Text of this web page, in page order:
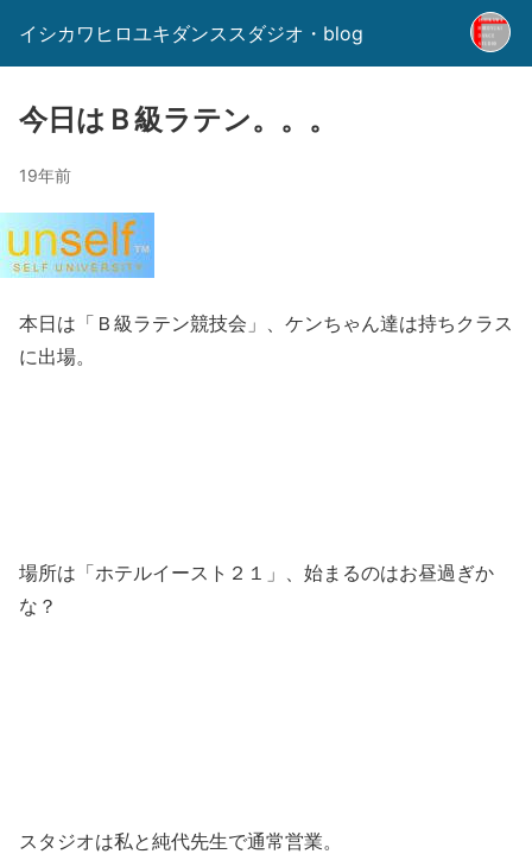
イシカワヒロユキダンススダジオ・blog
今日はＢ級ラテン。。。
19年前
本日は「Ｂ級ラテン競技会」、ケンちゃん達は持ちクラス
に出場。
場所は「ホテルイースト２１」、始まるのはお昼過ぎか
な？
スタジオは私と純代先生で通常営業。